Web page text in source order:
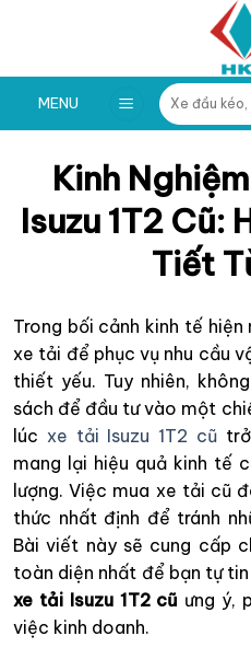
MENU
Tìm
kiếm:
Kinh
Isuzu 1T2 Cũ:
Tiết
Trong bối cảnh kinh tế
xe tải để phục vụ nhu cầu
thiết yếu. Tuy nhiên,
sách để đầu tư vào một
lúc xe tải Isuzu 1T2 cũ
mang lại hiệu quả kinh tế
lượng. Việc mua xe tải cũ
thức nhất định để tránh
Bài viết này sẽ cung cấp
toàn diện nhất để bạn tự
xe tải Isuzu 1T2 cũ ưng ý,
việc kinh doanh.